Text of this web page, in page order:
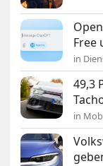
Free
in
49,3
in